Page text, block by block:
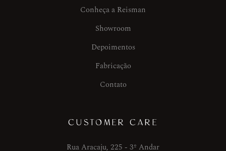
Conheça a Reisman
Showroom
Depoimentos
Fabricação
Contato
CUSTOMER CARE
Rua Aracaju, 225 - 3º Andar